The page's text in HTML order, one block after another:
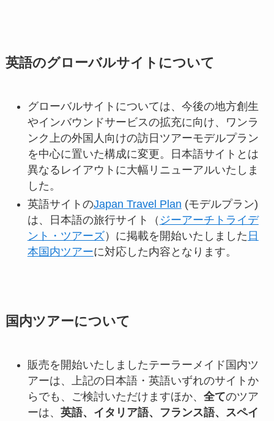
英語のグローバルサイトについて
グローバルサイトについては、今後の地方創生
やインバウンドサービスの拡充に向け、ワンラ
ンク上の外国人向けの訪日ツアーモデルプラン
を中心に置いた構成に変更。日本語サイトとは
異なるレイアウトに大幅リニューアルいたしま
した。
英語サイトのJapan Travel Plan (モデルプラン)
は、日本語の旅行サイト（ ジーアーチトライデ
ント・ツアーズ）に掲載を開始いたしました 日
本国内ツアーに対応した内容となります。
国内ツアーについて
販売を開始いたしましたテーラーメイド国内ツ
アーは、上記の日本語・英語いずれのサイトか
らでも、ご検討いただけますほか、 全てのツア
ーは、 英語、イタリア語、フランス語、スペイ